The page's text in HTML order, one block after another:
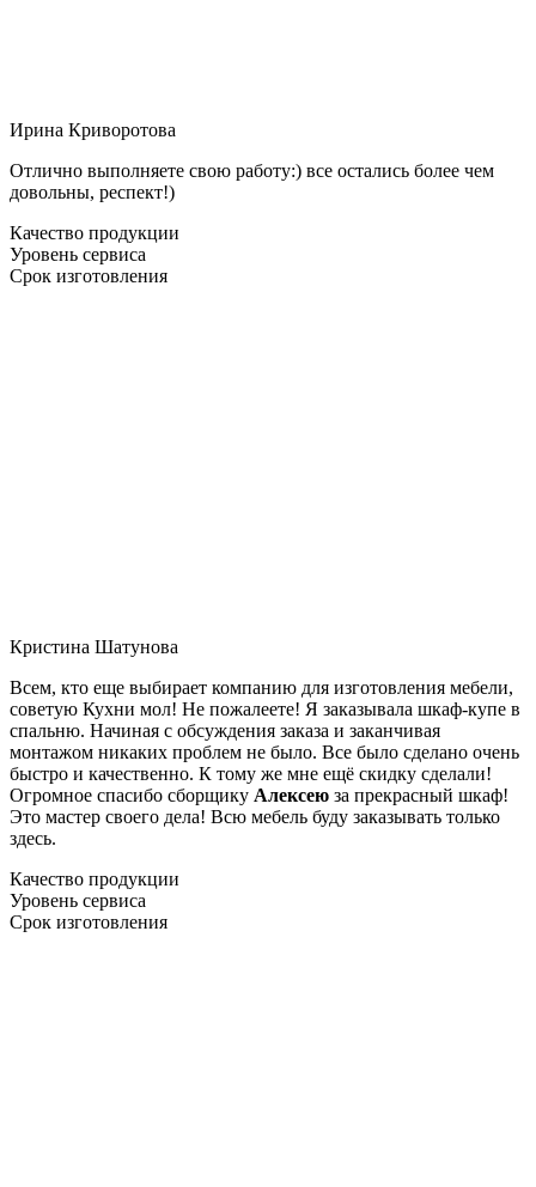
Ирина Криворотова
Отлично выполняете свою работу:) все остались более чем
довольны, респект!)
Качество продукции
Уровень сервиса
Срок изготовления
Кристина Шатунова
Всем, кто еще выбирает компанию для изготовления мебели,
советую Кухни мол! Не пожалеете! Я заказывала шкаф-купе в
спальню. Начиная с обсуждения заказа и заканчивая
монтажом никаких проблем не было. Все было сделано очень
быстро и качественно. К тому же мне ещё скидку сделали!
Огромное спасибо сборщику Алексею за прекрасный шкаф!
Это мастер своего дела! Всю мебель буду заказывать только
здесь.
Качество продукции
Уровень сервиса
Срок изготовления